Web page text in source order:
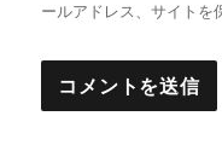
ールアドレス、サイトを